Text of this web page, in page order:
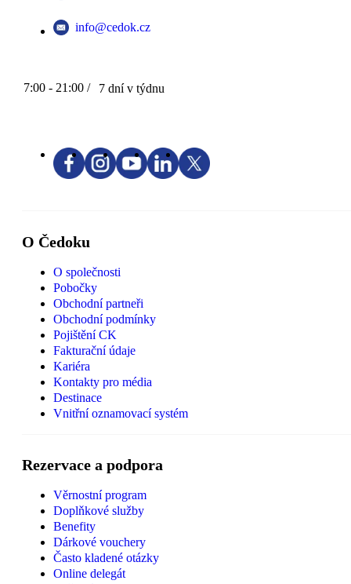
info@cedok.cz
7:00 - 21:00 / 7 dní v týdnu
O Čedoku
O společnosti
Pobočky
Obchodní partneři
Obchodní podmínky
Pojištění CK
Fakturační údaje
Kariéra
Kontakty pro média
Destinace
Vnitřní oznamovací systém
Rezervace a podpora
Věrnostní program
Doplňkové služby
Benefity
Dárkové vouchery
Často kladené otázky
Online delegát